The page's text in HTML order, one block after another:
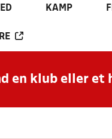
KAMP
en klub eller et